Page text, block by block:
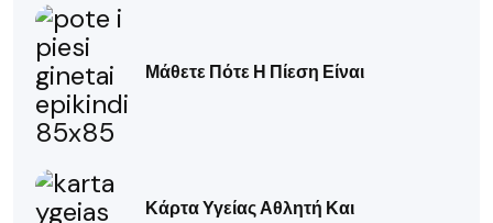
Μάθετε Πότε Η Πίεση Είναι
Κάρτα Υγείας Αθλητή Και